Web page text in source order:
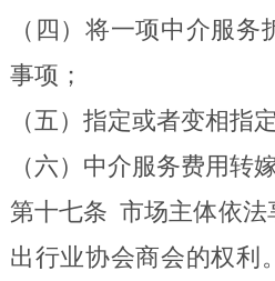
（四）将一项中介服务
事项；
（五）指定或者变相指
（六）中介服务费用转
第十七条 市场主体依法
出行业协会商会的权利